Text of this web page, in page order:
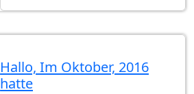
Hallo, Im Oktober, 2016
hatte